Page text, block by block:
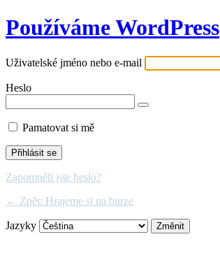
Používáme WordPress
Uživatelské jméno nebo e-mail
Heslo
Pamatovat si mě
Zapomněli jste heslo?
← Zpět: Hrajeme si na burze
Jazyky